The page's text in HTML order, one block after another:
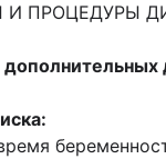
ПРОЦЕДУРЫ